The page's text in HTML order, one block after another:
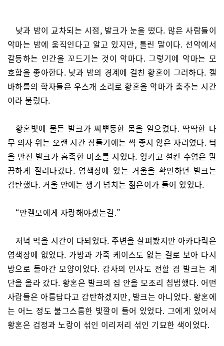
낮과 밤이 교차되는 시점, 발크가 눈을 떴다. 많은 사람들이
악마는 밤에 움직인다고 알고 있지만, 틀린 말이다. 선악에서
갈등하는 인간을 꼬드기는 것이 악마다. 그렇기에 악마는 모
호함을 좋아한다. 낮과 밤의 경계에 걸친 황혼이 그러하다. 켈
바하름의 학자들은 우스개 소리로 황혼을 악마가 춤추는 시간
이라 불렀다.
황혼빛에 물든 발크가 찌뿌둥한 몸을 일으켰다. 딱딱한 나
무 의자 위는 오랜 시간 잠들기에는 썩 좋지 않은 자리였다. 턱
을 만진 발크가 흡족한 미소를 지었다. 엉키고 설킨 수염은 말
끔하게 잘려나갔다. 염색장에 있는 거울을 확인하던 발크는
감탄했다. 거울 안에는 생기 넘치는 젊은이가 들어 있었다.
“안켈모에게 자랑해야겠는걸.”
저녁 먹을 시간이 다되었다. 주변을 살펴봤지만 아카다릭은
염색장에 없었다. 가방과 가죽 케이스도 없는 걸로 보아 다시
방으로 돌아간 모양이었다. 감사의 인사도 전할 겸 발크는 계
단을 올라 갔다. 황혼은 발크의 집 안을 모조리 침범했다. 어떤
사람들은 아름답다고 감탄하겠지만, 발크는 아니었다. 황혼에
는 어느 정도 불그스름한 빛깔이 들어 있었다. 그에게 있어서
황혼은 검정과 노랑이 섞인 이리저리 섞인 기묘한 색이었다.